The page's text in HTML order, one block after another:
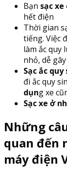
Bạn sạc
hết điện
Thời gian
tiếng. Việc
làm ắc quy
nhỏ, dễ
Sạc ắc
đi ắc quy
dụng xe
Sạc xe ở
Những
quan đến
máy điện